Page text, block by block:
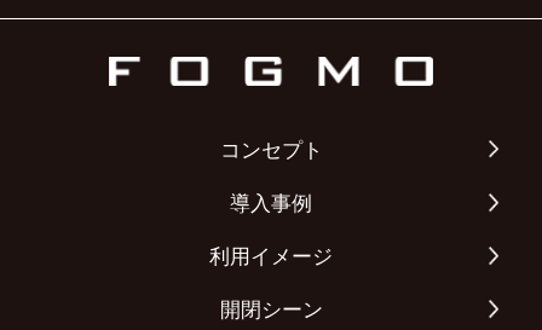
コンセプト
導入事例
利用イメージ
開閉シーン